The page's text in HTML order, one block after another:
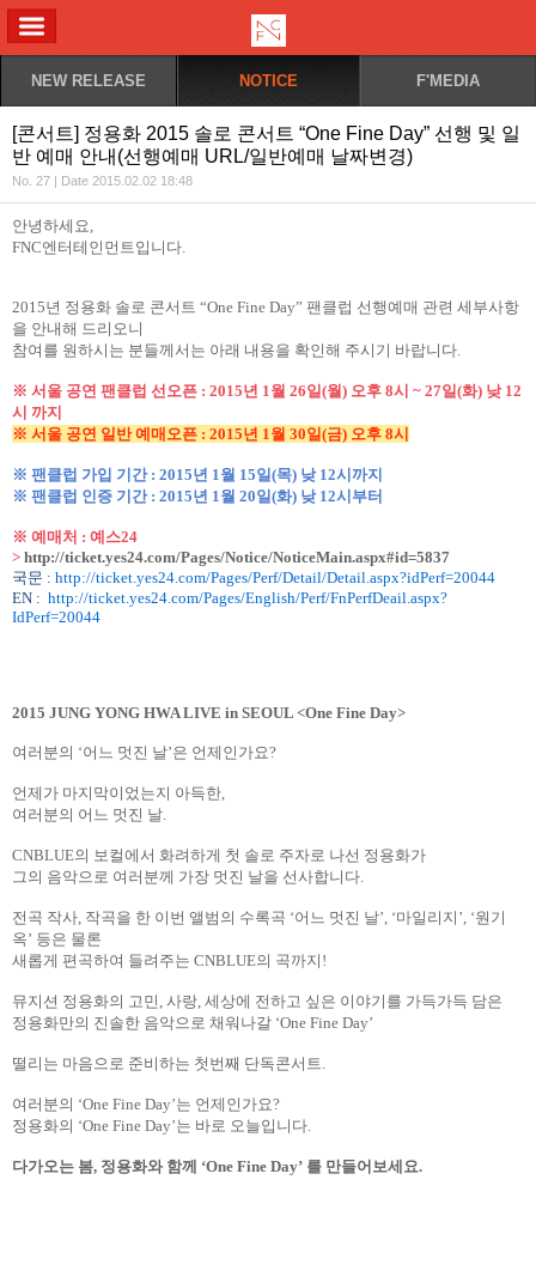
NEW RELEASE NOTICE F'MEDIA
[콘서트] 정용화 2015 솔로 콘서트 “One Fine Day” 선행 및 일
반 예매 안내(선행예매 URL/일반예매 날짜변경)
No. 27 | Date 2015.02.02 18:48
안녕하세요,
FNC엔터테인먼트입니다.
2015년 정용화 솔로 콘서트 “One Fine Day” 팬클럽 선행예매 관련 세부사항
을 안내해 드리오니
참여를 원하시는 분들께서는 아래 내용을 확인해 주시기 바랍니다.
※ 서울 공연 팬클럽 선오픈 : 2015년 1월 26일(월 ) 오후 8시 ~ 27일(화) 낮12
시 까지
※ 서울 공연 일반 예매오픈 : 2015년 1월 30일(금) 오후 8시
※ 팬클럽 가입 기간: 2015년 1월 15일(목) 낮12시까지
※ 팬클럽 인증 기간: 2015년 1월 20일(화) 낮12시부터
※ 예매처 : 예스24
> http://ticket.yes24.com/Pages/Notice/NoticeMain.aspx#id=5837
국문 : http://ticket.yes24.com/Pages/Perf/Detail/Detail.aspx?idPerf=20044
EN : http://ticket.yes24.com/Pages/English/Perf/FnPerfDeail.aspx?
IdPerf=20044
2015 JUNG YONG HWA LIVE in SEOUL <One Fine Day>
여러분의 ‘어느 멋진 날’은 언제인가요?
언제가 마지막이었는지 아득한,
여러분의 어느 멋진 날.
CNBLUE의 보컬에서 화려하게 첫 솔로 주자로 나선 정용화가
그의 음악으로 여러분께 가장 멋진 날을 선사합니다.
전곡 작사, 작곡을 한 이번 앨범의 수록곡 ‘어느 멋진 날’, ‘마일리지’, ‘원기
옥’ 등은 물론
새롭게 편곡하여 들려주는 CNBLUE의 곡까지 !
뮤지션 정용화의 고민 , 사랑, 세상에 전하고 싶은 이야기를 가득가득 담은
정용화만의 진솔한 음악으로 채워나갈 ‘One Fine Day’
떨리는 마음으로 준비하는 첫번째 단독콘서트.
여러분의 ‘One Fine Day’는 언제인가요?
정용화의 ‘One Fine Day’는 바로 오늘입니다.
다가오는 봄, 정용화와 함께 ‘One Fine Day’ 를 만들어보세요.